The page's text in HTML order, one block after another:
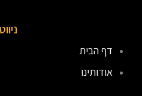
ניווט
דף הבית
אודותינו